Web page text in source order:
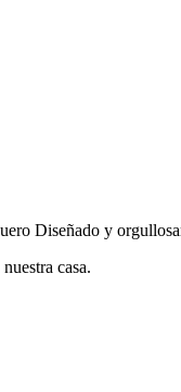
Diseñado y
casa.